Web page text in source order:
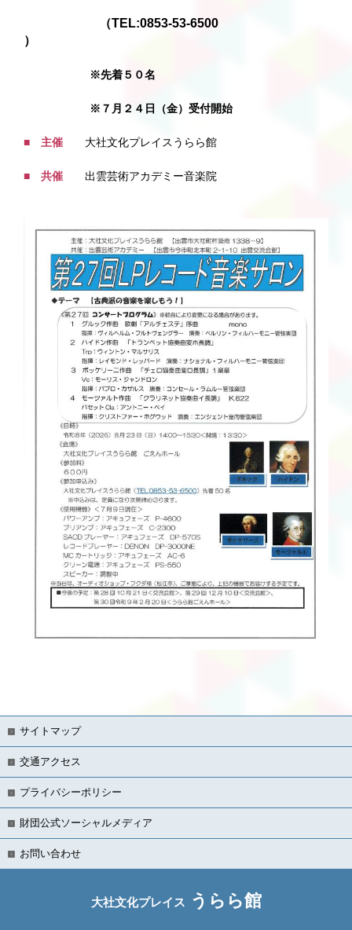
（TEL:0853-53-6500
）
※先着５０名
※７月２４日（金）受付開始
■ 主催 大社文化プレイスうらら館
■ 共催 出雲芸術アカデミー音楽院
サイトマップ
交通アクセス
プライバシーポリシー
財団公式ソーシャルメディア
お問い合わせ
大社文化プレイス うらら館